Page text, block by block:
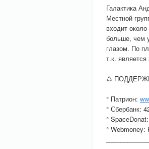
Галактика
Местной
входит
больше, чем
глазом. По
т.к.
♺
° Патрион:
° Сбербанк:
° SpaceDonat:
° Webmoney: